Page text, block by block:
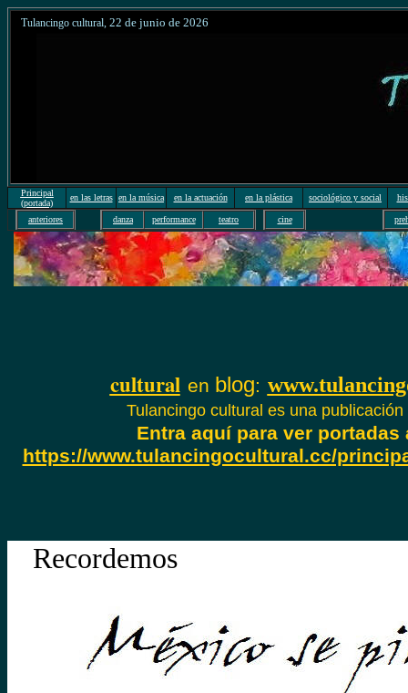
Tulancingo cultural, 22 de junio de 2026
Principal
(portada)
en las letras en la música en la actuación en la plástica sociológico y social
anteriores danza performance teatro cine
cultural en blog:
Tulancingo cultural es una
Entra aquí para ver portadas
https://www.tulancingocultural.cc/
Recordemos